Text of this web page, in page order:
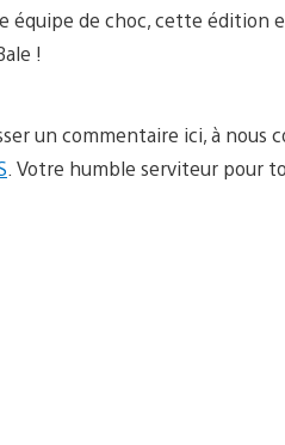
équipe de choc, cette édition
!
un commentaire ici, à nous
. Votre humble serviteur pour